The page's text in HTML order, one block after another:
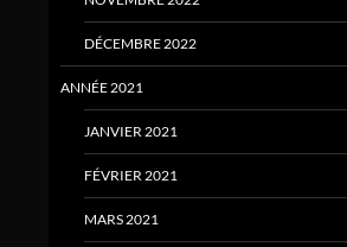
DÉCEMBRE 2022
ANNÉE 2021
JANVIER 2021
FÉVRIER 2021
MARS 2021